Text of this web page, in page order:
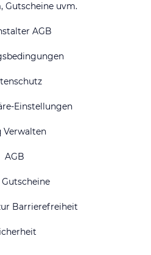
Gutscheine uvm.
AGB
Einstellungen
Verwalten
AGB
Gutscheine
Barrierefreiheit